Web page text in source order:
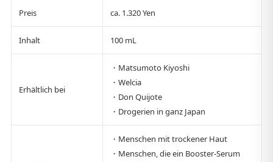
Preis ca. 1.320 Yen
Inhalt 100 mL
Erhältlich bei
・Matsumoto Kiyoshi
・Welcia
・Don Quijote
・Drogerien in ganz Japan
・Menschen mit trockener Haut
・Menschen, die ein Booster-Serum